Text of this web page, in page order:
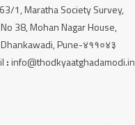
1, Maratha Society Survey,
No 38, Mohan Nagar House,
Dhankawadi, Pune-४११०४३
:info@thodkyaatghadamodi.in